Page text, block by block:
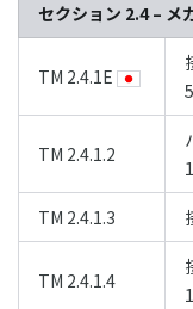
セクション 2.4 – メ
TM 2.4.1E
TM 2.4.1.2
TM 2.4.1.3
TM 2.4.1.4